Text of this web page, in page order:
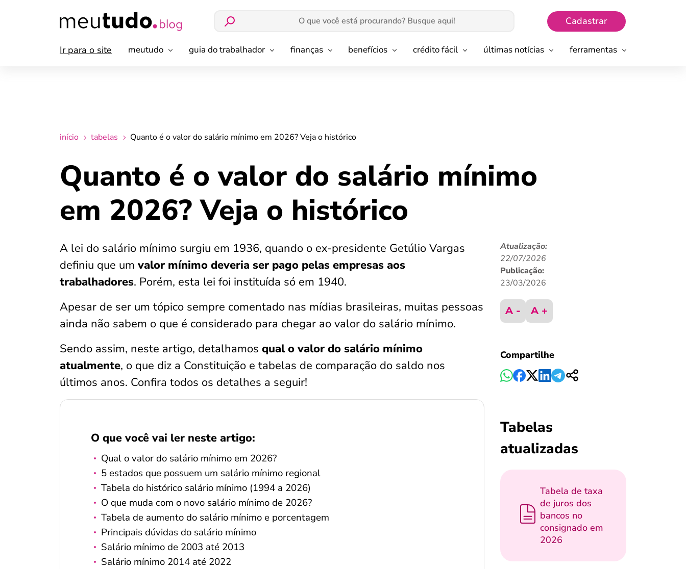
Cadastrar
Ir para o site meutudo guia do trabalhador finanças benefícios crédito fácil últimas notícias ferramentas
início tabelas Quanto é o valor do salário mínimo em 2026? Veja o histórico
Quanto é o valor do salário mínimo
em 2026? Veja o histórico
A lei do salário mínimo surgiu em 1936, quando o ex-presidente Getúlio Vargas
definiu que um valor mínimo deveria ser pago pelas empresas aos
trabalhadores. Porém, esta lei foi instituída só em 1940.
Apesar de ser um tópico sempre comentado nas mídias brasileiras, muitas pessoas
ainda não sabem o que é considerado para chegar ao valor do salário mínimo.
Sendo assim, neste artigo, detalhamos qual o valor do salário mínimo
atualmente, o que diz a Constituição e tabelas de comparação do saldo nos
últimos anos. Confira todos os detalhes a seguir!
O que você vai ler neste artigo:
Qual o valor do salário mínimo em 2026?
5 estados que possuem um salário mínimo regional
Tabela do histórico salário mínimo (1994 a 2026)
O que muda com o novo salário mínimo de 2026?
Tabela de aumento do salário mínimo e porcentagem
Principais dúvidas do salário mínimo
Salário mínimo de 2003 até 2013
Salário mínimo 2014 até 2022
Atualização:
22/07/2026
Publicação:
23/03/2026
A - A +
Compartilhe
Tabelas
atualizadas
Tabela de taxa
de juros dos
bancos no
consignado em
2026